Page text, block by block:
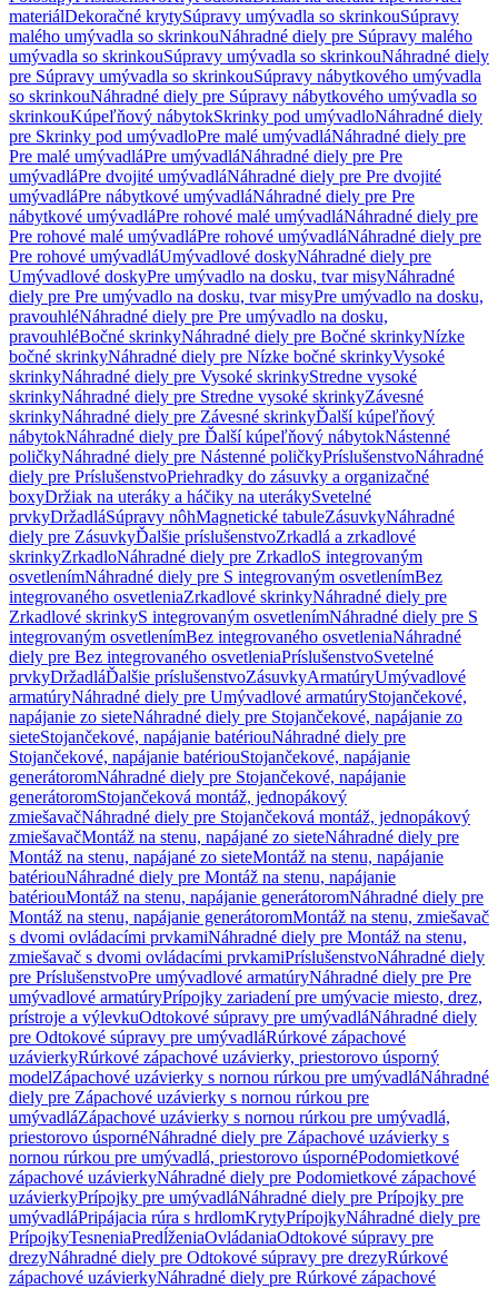
materiálDekoračné krytySúpravy umývadla so skrinkouSúpravy
malého umývadla so skrinkouNáhradné diely pre Súpravy malého
umývadla so skrinkouSúpravy umývadla so skrinkouNáhradné diely
pre Súpravy umývadla so skrinkouSúpravy nábytkového umývadla
so skrinkouNáhradné diely pre Súpravy nábytkového umývadla so
skrinkouKúpeľňový nábytokSkrinky pod umývadloNáhradné diely
pre Skrinky pod umývadloPre malé umývadláNáhradné diely pre
Pre malé umývadláPre umývadláNáhradné diely pre Pre
umývadláPre dvojité umývadláNáhradné diely pre Pre dvojité
umývadláPre nábytkové umývadláNáhradné diely pre Pre
nábytkové umývadláPre rohové malé umývadláNáhradné diely pre
Pre rohové malé umývadláPre rohové umývadláNáhradné diely pre
Pre rohové umývadláUmývadlové doskyNáhradné diely pre
Umývadlové doskyPre umývadlo na dosku, tvar misyNáhradné
diely pre Pre umývadlo na dosku, tvar misyPre umývadlo na dosku,
pravouhléNáhradné diely pre Pre umývadlo na dosku,
pravouhléBočné skrinkyNáhradné diely pre Bočné skrinkyNízke
bočné skrinkyNáhradné diely pre Nízke bočné skrinkyVysoké
skrinkyNáhradné diely pre Vysoké skrinkyStredne vysoké
skrinkyNáhradné diely pre Stredne vysoké skrinkyZávesné
skrinkyNáhradné diely pre Závesné skrinkyĎalší kúpeľňový
nábytokNáhradné diely pre Ďalší kúpeľňový nábytokNástenné
poličkyNáhradné diely pre Nástenné poličkyPríslušenstvoNáhradné
diely pre PríslušenstvoPriehradky do zásuvky a organizačné
boxyDržiak na uteráky a háčiky na uterákySvetelné
prvkyDržadláSúpravy nôhMagnetické tabuleZásuvkyNáhradné
diely pre ZásuvkyĎalšie príslušenstvoZrkadlá a zrkadlové
skrinkyZrkadloNáhradné diely pre ZrkadloS integrovaným
osvetlenímNáhradné diely pre S integrovaným osvetlenímBez
integrovaného osvetleniaZrkadlové skrinkyNáhradné diely pre
Zrkadlové skrinkyS integrovaným osvetlenímNáhradné diely pre S
integrovaným osvetlenímBez integrovaného osvetleniaNáhradné
diely pre Bez integrovaného osvetleniaPríslušenstvoSvetelné
prvkyDržadláĎalšie príslušenstvoZásuvkyArmatúryUmývadlové
armatúryNáhradné diely pre Umývadlové armatúryStojančekové,
napájanie zo sieteNáhradné diely pre Stojančekové, napájanie zo
sieteStojančekové, napájanie batériouNáhradné diely pre
Stojančekové, napájanie batériouStojančekové, napájanie
generátoromNáhradné diely pre Stojančekové, napájanie
generátoromStojančeková montáž, jednopákový
zmiešavačNáhradné diely pre Stojančeková montáž, jednopákový
zmiešavačMontáž na stenu, napájané zo sieteNáhradné diely pre
Montáž na stenu, napájané zo sieteMontáž na stenu, napájanie
batériouNáhradné diely pre Montáž na stenu, napájanie
batériouMontáž na stenu, napájanie generátoromNáhradné diely pre
Montáž na stenu, napájanie generátoromMontáž na stenu, zmiešavač
s dvomi ovládacími prvkamiNáhradné diely pre Montáž na stenu,
zmiešavač s dvomi ovládacími prvkamiPríslušenstvoNáhradné diely
pre PríslušenstvoPre umývadlové armatúryNáhradné diely pre Pre
umývadlové armatúryPrípojky zariadení pre umývacie miesto, drez,
prístroje a výlevkuOdtokové súpravy pre umývadláNáhradné diely
pre Odtokové súpravy pre umývadláRúrkové zápachové
uzávierkyRúrkové zápachové uzávierky, priestorovo úsporný
modelZápachové uzávierky s nornou rúrkou pre umývadláNáhradné
diely pre Zápachové uzávierky s nornou rúrkou pre
umývadláZápachové uzávierky s nornou rúrkou pre umývadlá,
priestorovo úspornéNáhradné diely pre Zápachové uzávierky s
nornou rúrkou pre umývadlá, priestorovo úspornéPodomietkové
zápachové uzávierkyNáhradné diely pre Podomietkové zápachové
uzávierkyPrípojky pre umývadláNáhradné diely pre Prípojky pre
umývadláPripájacia rúra s hrdlomKrytyPrípojkyNáhradné diely pre
PrípojkyTesneniaPredĺženiaOvládaniaOdtokové súpravy pre
drezyNáhradné diely pre Odtokové súpravy pre drezyRúrkové
zápachové uzávierkyNáhradné diely pre Rúrkové zápachové